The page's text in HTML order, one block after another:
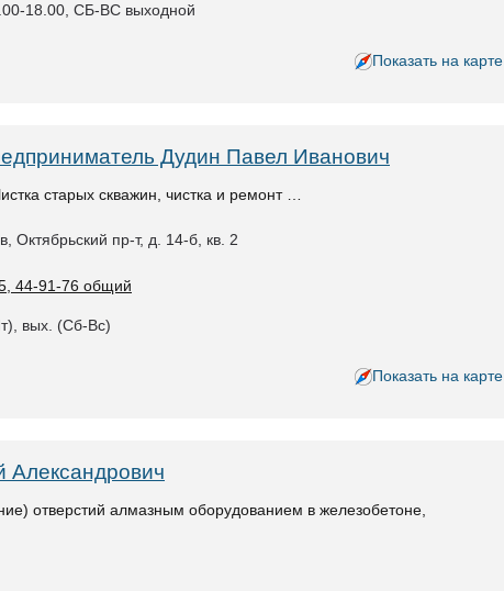
18.00, СБ-ВС выходной
Показать на карте
Дудин Павел Иванович
старых скважин, чистка и ремонт …
Октябрьский пр-т, д. 14-б, кв. 2
44-91-76 общий
вых. (Сб-Вс)
Показать на карте
Александрович
отверстий алмазным оборудованием в железобетоне,